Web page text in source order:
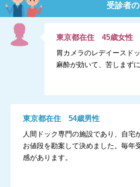
受診者
東京都在住45歳女性
胃カメラのレデイースド
麻酔が効いて、苦しまず
東京都在住 54歳男性
人間ドック専門の施設であり、自宅
お値段を勘案して決めました。毎年
感があります。